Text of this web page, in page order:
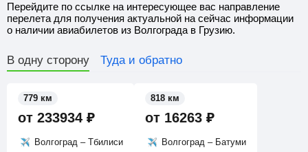
Перейдите по ссылке на интересующее вас направление
перелета для получения актуальной на сейчас информации
о наличии авиабилетов из Волгограда в Грузию.
В одну сторону Туда и обратно
от 233934 ₽
Волгоград – Тбилиси
779 км
от 16263 ₽
Волгоград – Батуми
818 км